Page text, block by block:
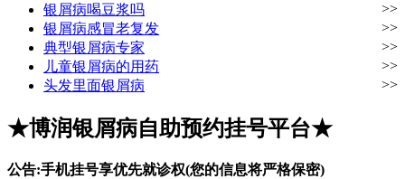
银屑病喝豆浆吗
>>
银屑病感冒老复发
>>
典型银屑病专家
>>
儿童银屑病的用药
>>
头发里面银屑病
>>
★博润银屑病自助预约挂号平台★
公告:手机挂号享优先就诊权(您的信息将严格保密)